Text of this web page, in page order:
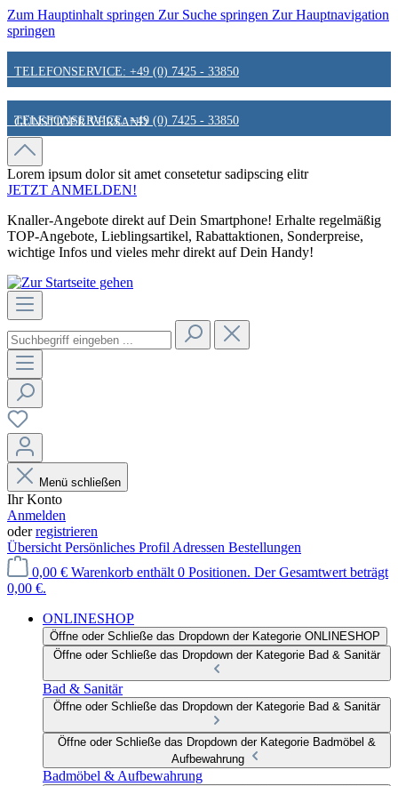
Zum Hauptinhalt springen Zur Suche springen Zur Hauptnavigation
springen
TELEFONSERVICE: +49 (0) 7425 - 33850
GÜNSTIGER VERSAND
FAIR & KUNDENORIENTIERT
HINWEIS ZU STATIONÄREN PREISEN
TELEFONSERVICE: +49 (0) 7425 - 33850
GÜNSTIGER VERSAND
FAIR & KUNDENORIENTIERT
HINWEIS ZU STATIONÄREN PREISEN
Lorem ipsum dolor sit amet consetetur sadipscing elitr
JETZT ANMELDEN!
Knaller-Angebote direkt auf Dein Smartphone! Erhalte regelmäßig
TOP-Angebote, Lieblingsartikel, Rabattaktionen, Sonderpreise,
wichtige Infos und vieles mehr direkt auf Dein Handy!
Menü schließen
Ihr Konto
Anmelden
oderregistrieren
Übersicht Persönliches Profil Adressen Bestellungen
0,00 € Warenkorb enthält 0 Positionen. Der Gesamtwert beträgt
0,00 €.
ONLINESHOP
Öffne oder Schließe das Dropdown der Kategorie ONLINESHOP
Öffne oder Schließe das Dropdown der Kategorie Bad & Sanitär
Bad & Sanitär
Öffne oder Schließe das Dropdown der Kategorie Bad & Sanitär
Öffne oder Schließe das Dropdown der Kategorie Badmöbel &
Aufbewahrung
Badmöbel & Aufbewahrung